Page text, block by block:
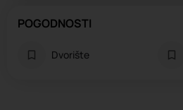
POGODNOSTI
Dvorište